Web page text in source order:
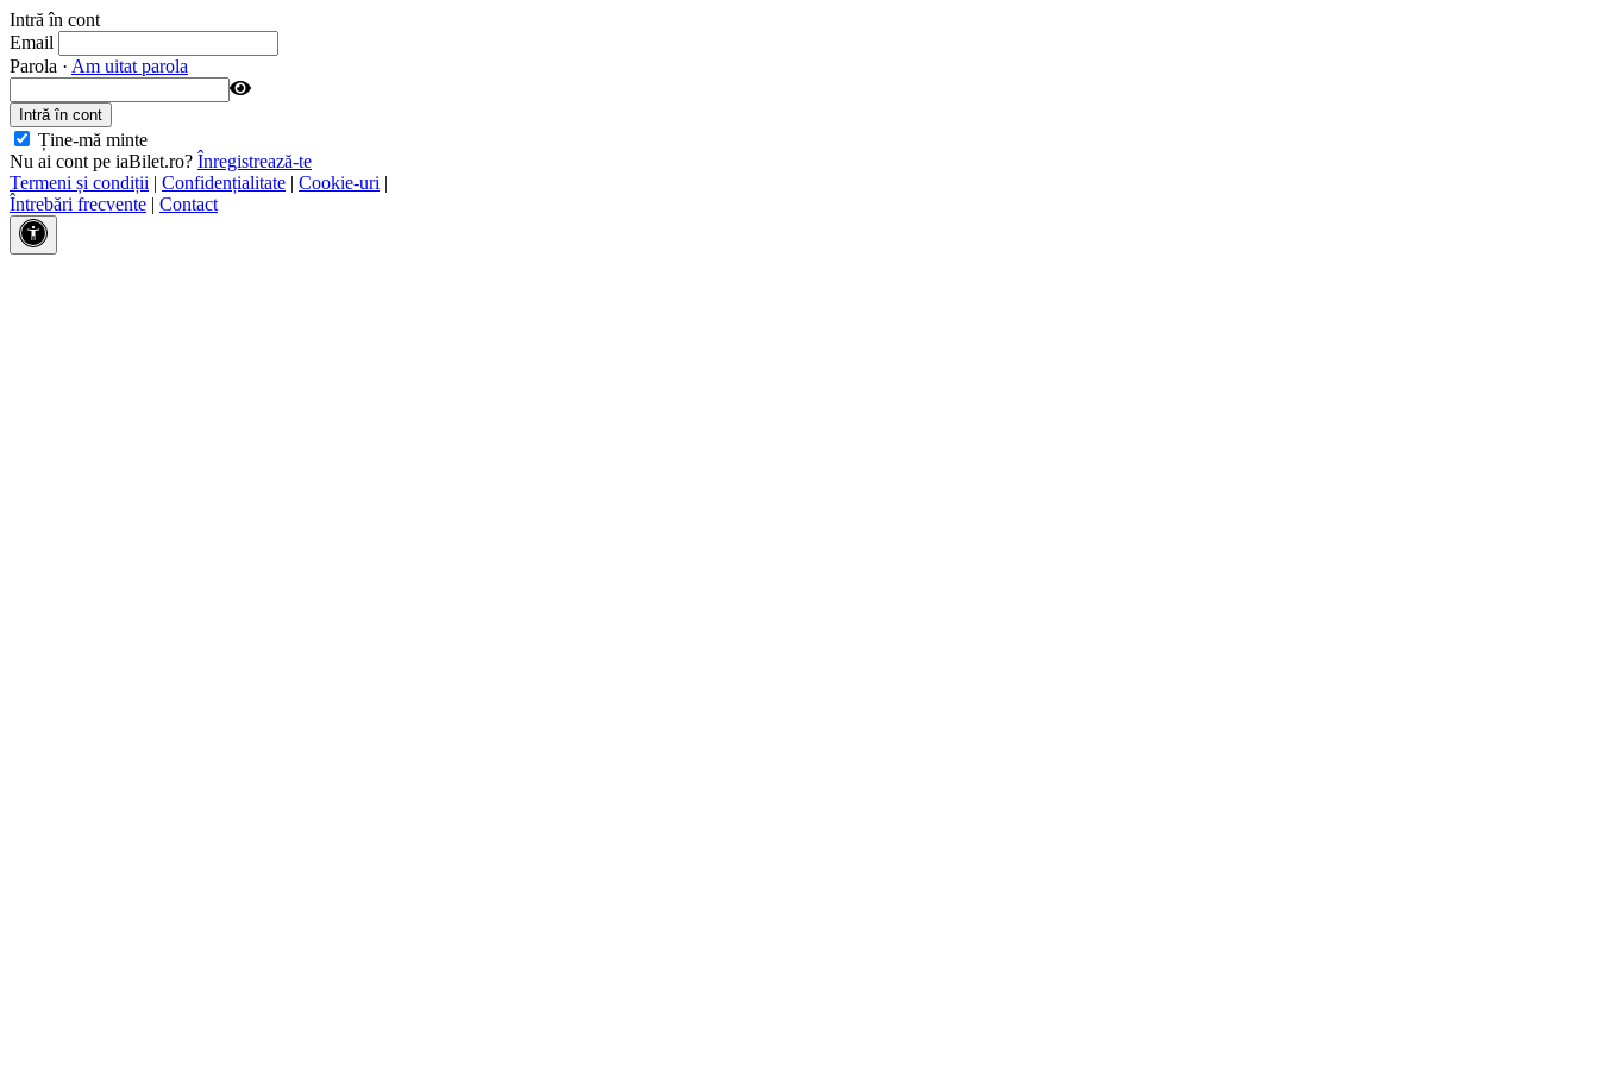
Intră în cont
Email
Parola · Am uitat parola
Ține-mă minte
Nu ai cont pe iaBilet.ro? Înregistrează-te
Termeni și condiții | Confidențialitate | Cookie-uri |
Întrebări frecvente | Contact